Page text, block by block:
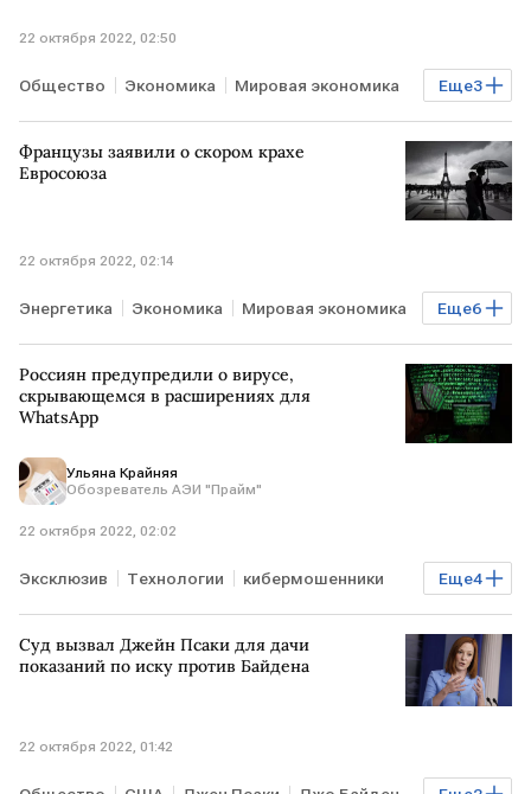
22 октября 2022, 02:50
Еще3
Общество Экономика Мировая экономика
США Джо Байден выборы в США
Французы заявили о скором крахе
Евросоюза
22 октября 2022, 02:14
Еще6
Энергетика Экономика Мировая экономика
ФРАНЦИЯ Le Figaro ЕС Брюссель
саммит ЕС энергокризис
Россиян предупредили о вирусе,
скрывающемся в расширениях для
WhatsApp
Ульяна Крайняя
Обозреватель АЭИ "Прайм"
22 октября 2022, 02:02
Еще4
Эксклюзив Технологии кибермошенники
смартфоны WhatsApp мессенджеры
вирусы
Суд вызвал Джейн Псаки для дачи
показаний по иску против Байдена
22 октября 2022, 01:42